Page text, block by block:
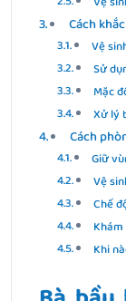
Cách
Vệ
Sử
Mặc
Xử lý
Cách
Giữ
Vệ
Chế
Khi